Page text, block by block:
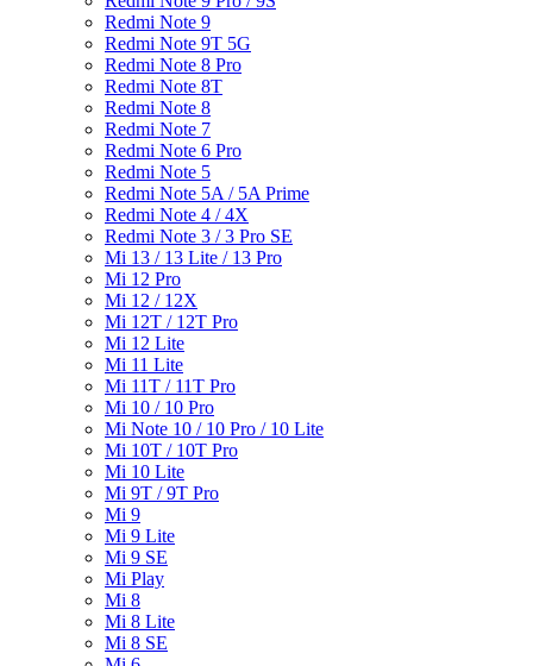
Redmi Note 9
Redmi Note 9T 5G
Redmi Note 8 Pro
Redmi Note 8T
Redmi Note 8
Redmi Note 7
Redmi Note 6 Pro
Redmi Note 5
Redmi Note 5A / 5A Prime
Redmi Note 4 / 4X
Redmi Note 3 / 3 Pro SE
Mi 13 / 13 Lite / 13 Pro
Mi 12 Pro
Mi 12 / 12X
Mi 12T / 12T Pro
Mi 12 Lite
Mi 11 Lite
Mi 11T / 11T Pro
Mi 10 / 10 Pro
Mi Note 10 / 10 Pro / 10 Lite
Mi 10T / 10T Pro
Mi 10 Lite
Mi 9T / 9T Pro
Mi 9
Mi 9 Lite
Mi 9 SE
Mi Play
Mi 8
Mi 8 Lite
Mi 8 SE